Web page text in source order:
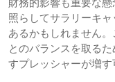
照らしてサラリーキ
あるかもしれません
とのバランスを取る
すプレッシャーが増す